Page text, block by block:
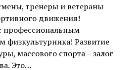
тренеры и ветераны
движения!
профессиональным
физкультурника! Развитие
массового спорта – залог
Это…